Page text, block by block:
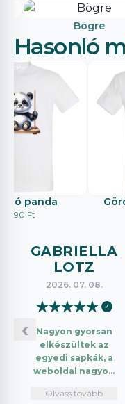
Bögre
Hasonló
panda
3490 Ft
‹
GABRIELLA
LOTZ
2026. 07. 08.
★★★★★ ✓
Nagyon gyorsan
elkészültek az
egyedi sapkák, a
weboldal nagyon
használni.
Olvass tovább